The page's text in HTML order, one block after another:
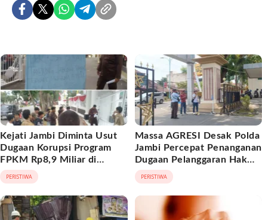
Kejati Jambi Diminta Usut
Dugaan Korupsi Program
FPKM Rp8,9 Miliar di
Tanjab Barat
PERISTIWA
Massa AGRESI Desak Polda
Jambi Percepat Penanganan
Dugaan Pelanggaran Hak
Cipta Buku Hukum Adat
Melayu Jambi
PERISTIWA